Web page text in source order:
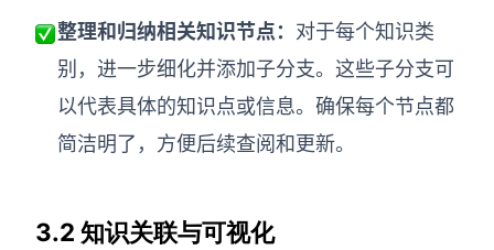
整理和归纳相关知识节点： 对于每个知识类
别，进一步细化并添加子分支。这些子分支可
以代表具体的知识点或信息。确保每个节点都
简洁明了，方便后续查阅和更新。
3.2 知识关联与可视化